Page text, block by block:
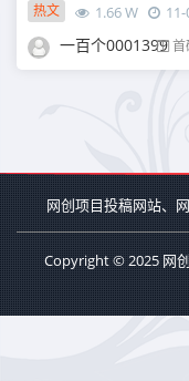
热文 1.66 W
一百个0001399 首
网创项目投稿网站、
Copyright © 2025 网